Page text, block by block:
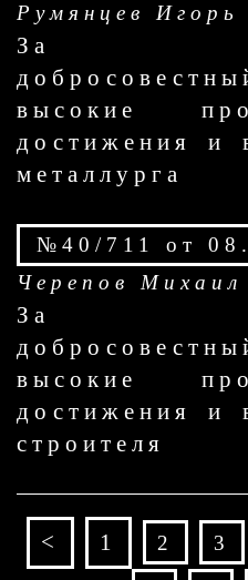
Румянцев Игорь
За
высокие
достижения и
металлурга
№40/711 от
Черепов Михаил
За
высокие
достижения и
строителя
< 1 2 3